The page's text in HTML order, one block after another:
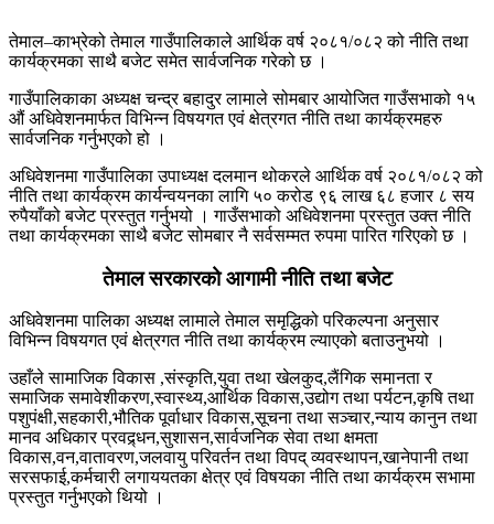
तेमाल–काभ्रेको तेमाल गाउँपालिकाले आर्थिक वर्ष २०८१/०८२ को नीति तथा
कार्यक्रमका साथै बजेट समेत सार्वजनिक गरेको छ ।
गाउँपालिकाका अध्यक्ष चन्द्र बहादुर लामाले सोमबार आयोजित गाउँसभाको १५
औं अधिवेशनमार्फत विभिन्न विषयगत एवं क्षेत्रगत नीति तथा कार्यक्रमहरु
सार्वजनिक गर्नुभएको हो ।
अधिवेशनमा गाउँपालिका उपाध्यक्ष दलमान थोकरले आर्थिक वर्ष २०८१/०८२ को
नीति तथा कार्यक्रम कार्यन्वयनका लागि ५० करोड ९६ लाख ६८ हजार ८ सय
रुपैयाँको बजेट प्रस्तुत गर्नुभयो । गाउँसभाको अधिवेशनमा प्रस्तुत उक्त नीति
तथा कार्यक्रमका साथै बजेट सोमबार नै सर्वसम्मत रुपमा पारित गरिएको छ ।
तेमाल सरकारको आगामी नीति तथा बजेट
अधिवेशनमा पालिका अध्यक्ष लामाले तेमाल समृद्धिको परिकल्पना अनुसार
विभिन्न विषयगत एवं क्षेत्रगत नीति तथा कार्यक्रम ल्याएको बताउनुभयो ।
उहाँले सामाजिक विकास ,संस्कृति,युवा तथा खेलकुद,लैंगिक समानता र
समाजिक समावेशीकरण,स्वास्थ्य,आर्थिक विकास,उद्योग तथा पर्यटन,कृषि तथा
पशुपंक्षी,सहकारी,भौतिक पूर्वाधार विकास,सूचना तथा सञ्चार,न्याय कानुन तथा
मानव अधिकार प्रवद्र्धन,सुशासन,सार्वजनिक सेवा तथा क्षमता
विकास,वन,वातावरण,जलवायु परिवर्तन तथा विपद् व्यवस्थापन,खानेपानी तथा
सरसफाई,कर्मचारी लगाययतका क्षेत्र एवं विषयका नीति तथा कार्यक्रम सभामा
प्रस्तुत गर्नुभएको थियो ।